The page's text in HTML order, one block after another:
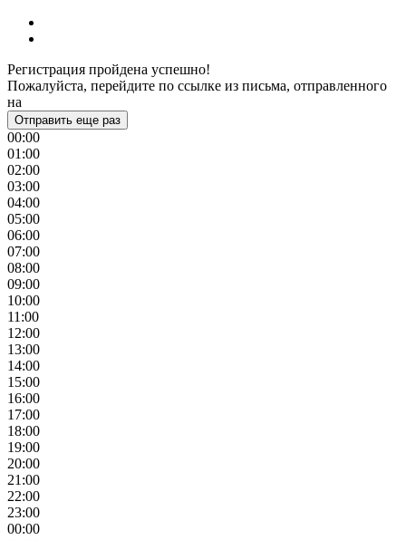
Регистрация пройдена успешно!
Пожалуйста, перейдите по ссылке из письма, отправленного
на
Отправить еще раз
00:00
01:00
02:00
03:00
04:00
05:00
06:00
07:00
08:00
09:00
10:00
11:00
12:00
13:00
14:00
15:00
16:00
17:00
18:00
19:00
20:00
21:00
22:00
23:00
00:00